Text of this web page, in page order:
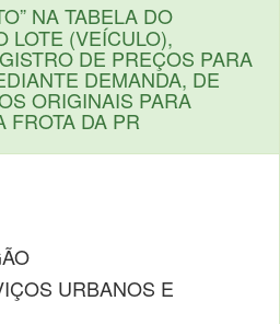
NA TABELA DO
LOTE (VEÍCULO),
DE PREÇOS PARA
DEMANDA, DE
ORIGINAIS PARA
FROTA DA PR
URBANOS E